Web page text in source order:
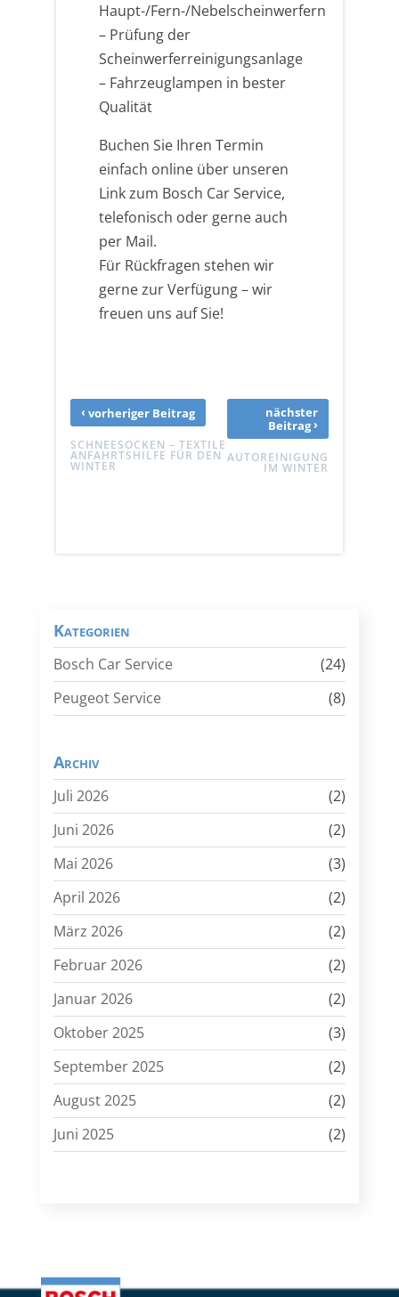
Haupt-/Fern-/Nebelscheinwerfern
– Prüfung der
Scheinwerferreinigungsanlage
– Fahrzeuglampen in bester
Qualität
Buchen Sie Ihren Termin
einfach online über unseren
Link zum Bosch Car Service,
telefonisch oder gerne auch
per Mail.
Für Rückfragen stehen wir
gerne zur Verfügung – wir
freuen uns auf Sie!
‹ vorheriger Beitrag
SCHNEESOCKEN – TEXTILE
ANFAHRTSHILFE FÜR DEN
WINTER
nächster
Beitrag›
AUTOREINIGUNG
IM WINTER
Kategorien
Bosch Car Service
(24)
Peugeot Service
(8)
Archiv
Juli 2026
(2)
Juni 2026
(2)
Mai 2026
(3)
April 2026
(2)
März 2026
(2)
Februar 2026
(2)
Januar 2026
(2)
Oktober 2025
(3)
September 2025
(2)
August 2025
(2)
Juni 2025
(2)